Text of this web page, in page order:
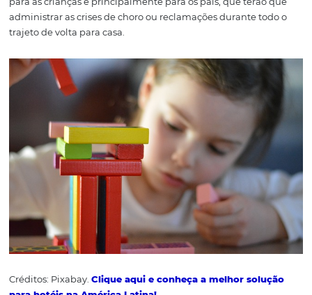
Créditos: Pixabay.
5) Brinquedos de